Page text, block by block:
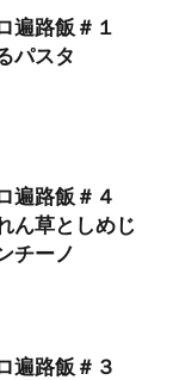
遍路飯＃１
パスタ
遍路飯＃４
ん草としめじ
チーノ
遍路飯＃３